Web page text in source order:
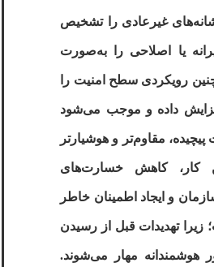
غیرعادی را تشخیص
یا اصلاحی را به‌صورت
رویکردی سطح امنیت را
داده و موجب می‌شود
مقاوم‌تر و هوشیارتر
کار، کاهش خسارت‌های
و ایجاد اطمینان خاطر
تهدیدات قبل از رسیدن
هوشمندانه مهار می‌شوند.